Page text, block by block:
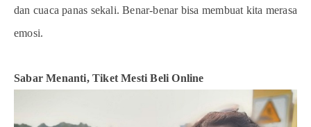
dan cuaca panas sekali. Benar-benar bisa membuat kita merasa
emosi.
Sabar Menanti, Tiket Mesti Beli Online